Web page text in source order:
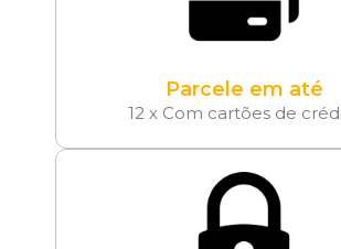
Parcele em até
12 x Com cartões de